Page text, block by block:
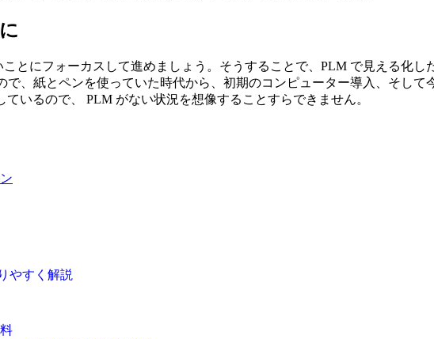
とにフォーカスして進めましょう。そうすることで、PLM で見える化
で、紙とペンを使っていた時代から、初期のコンピューター導入、そし
いるので、 PLM がない状況を想像することすらできません。
やすく解説